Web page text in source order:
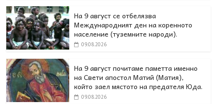
На 9 август се отбелязва
Международният ден на коренното
население (туземните народи).
09.08.2026
На 9 август почитаме паметта именно
на Свети апостол Матий (Матия),
който заел мястото на предателя Юда.
09.08.2026